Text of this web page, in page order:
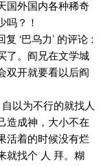
国外国内各种稀奇
吗？！
‘巴乌力’ 的评论 :
了。阎兄在文学城
双开就要看以后阎
以为不行的就找人
造成神，大小不在
活着的时候没有烂
就找个 人 拜。糊